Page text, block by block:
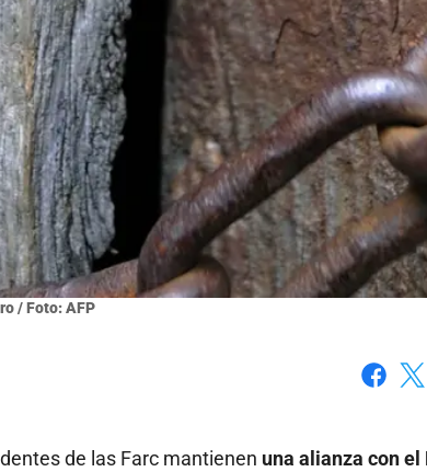
/ Foto: AFP
de las Farc mantienen una alianza con el